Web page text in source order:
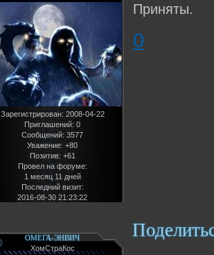
Зарегистрирован: 2008-04-22
Приглашений: 0
Сообщений: 3577
Уважение: +80
Позитив: +61
Провел на форуме:
1 месяц 11 дней
Последний визит:
2016-08-30 21:23:22
Приняты.
0
ОМЕГА-ЭНВИЧ
ХомСтраКос